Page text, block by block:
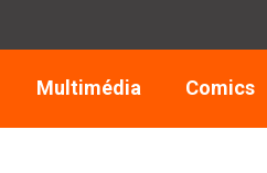
Multimédia Comics